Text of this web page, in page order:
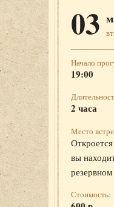
03
Начало
19:00
2 часа
Место
вы
Стоимость: